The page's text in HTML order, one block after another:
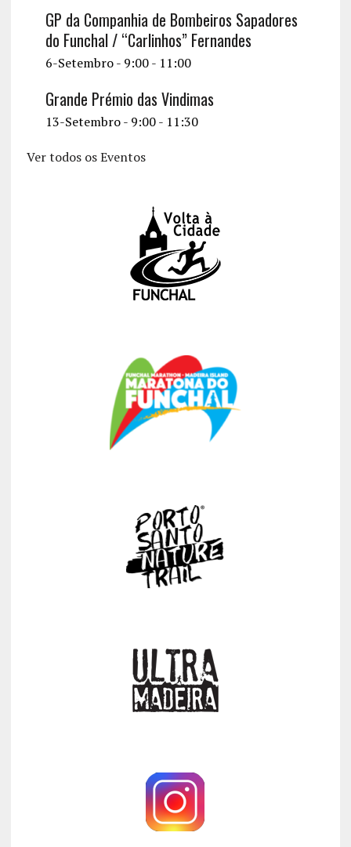
GP da Companhia de Bombeiros Sapadores
do Funchal / “Carlinhos” Fernandes
6-Setembro - 9:00- 11:00
Grande Prémio das Vindimas
13-Setembro - 9:00- 11:30
Ver todos os Eventos